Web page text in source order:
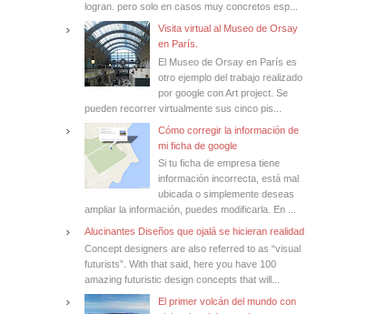
logran. pero solo en casos muy concretos esp...
Visita virtual al Museo de Orsay
en París.
El Museo de Orsay en París es
otro ejemplo del trabajo realizado
por google con Art project. Se
pueden recorrer virtualmente sus cinco pis...
Cómo corregir la información de
mi ficha de google
Si tu ficha de empresa tiene
información incorrecta, está mal
ubicada o simplemente deseas
ampliar la información, puedes modificarla. En ...
Alucinantes Diseños que ojalá se hicieran realidad
Concept designers are also referred to as “visual
futurists”. With that said, here you have 100
amazing futuristic design concepts that will...
El primer volcán del mundo con